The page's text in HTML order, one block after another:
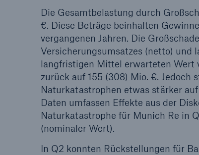
Die Gesamtbelastung durch
€. Diese Beträge beinhalten
vergangenen Jahren. Die
Versicherungsumsatzes (netto) und
langfristigen Mittel erwarteten Wert
zurück auf 155 (308) Mio. €. Jedoch
Naturkatastrophen etwas stärker
Daten umfassen Effekte aus der
Naturkatastrophe für Munich Re in
(nominaler Wert).
In Q2 konnten Rückstellungen für